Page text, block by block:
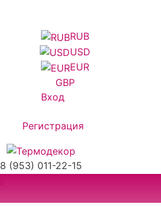
RUB
USD
EUR
GBP
Вход
Регистрация
8 (953) 011-22-15